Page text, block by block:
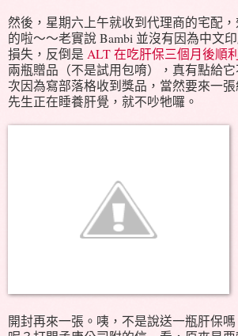
然後，星期六上午就收到代理商的宅配
的啦～～老實說 Bambi 並沒有因為中文
損失，反倒是 ALT 在吃肝保三個月後順
兩瓶贈品（不是試用包唷），真有點給
次因為寫部落格收到獎品，當然要來一
先生正在睡養肝覺，就不吵牠囉。
開封再來一張。咦，不是說送一瓶肝保